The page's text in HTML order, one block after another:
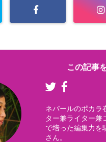
この記事
ネパールのポカラ
ター兼ライター
で培った編集力を
さん。